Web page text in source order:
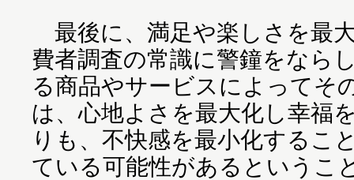
最後に、満足や楽しさを最
費者調査の常識に警鐘をなら
る商品やサービスによってそ
は、心地よさを最大化し幸福
りも、不快感を最小化するこ
ている可能性があるというこ